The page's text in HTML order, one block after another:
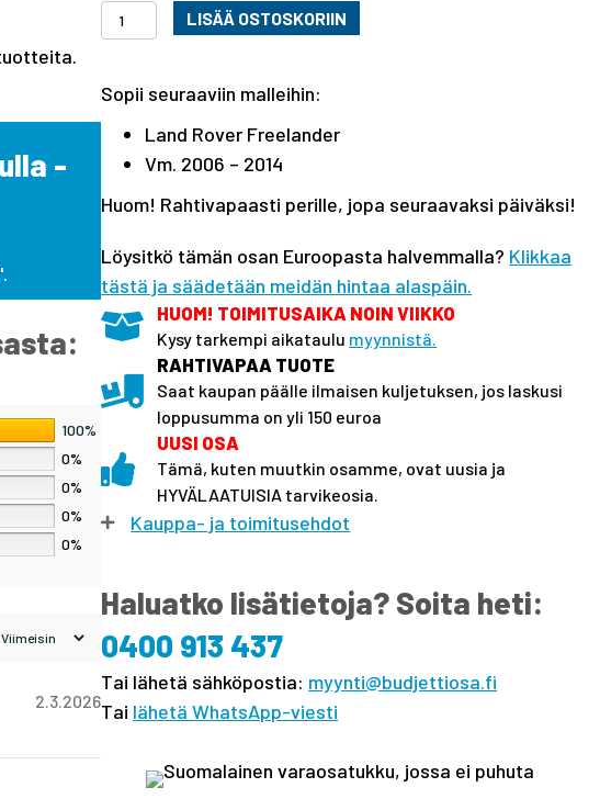
-
100%
0%
0%
0%
0%
2.3.2026
oli:
660,00 €.
on:
430,00 €.
Taka-
akselipalkki
Rover
Freelander
määrä
LISÄÄ OSTOSKORIIN
Sopii seuraaviin malleihin:
Land Rover Freelander
Vm. 2006 – 2014
Huom! Rahtivapaasti perille, jopa seuraavaksi päiväksi!
Löysitkö tämän osan Euroopasta halvemmalla? Klikkaa
tästä ja säädetään meidän hintaa alaspäin.
HUOM! TOIMITUSAIKA NOIN VIIKKO
Kysy tarkempi aikataulu myynnistä.
RAHTIVAPAA TUOTE
Saat kaupan päälle ilmaisen kuljetuksen, jos laskusi
loppusumma on yli 150 euroa
UUSI OSA
Tämä, kuten muutkin osamme, ovat uusia ja
HYVÄLAATUISIA tarvikeosia.
Kauppa- ja toimitusehdot
Haluatko lisätietoja? Soita heti:
0400 913 437
Tai lähetä sähköpostia: myynti@budjettiosa.fi
Tai lähetä WhatsApp-viesti